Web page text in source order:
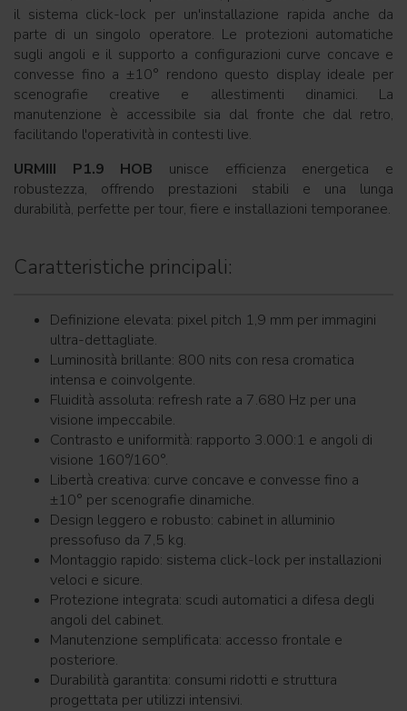
il sistema click-lock per un'installazione rapida anche da
parte di un singolo operatore. Le protezioni automatiche
sugli angoli e il supporto a configurazioni curve concave e
convesse fino a ±10° rendono questo display ideale per
scenografie creative e allestimenti dinamici. La
manutenzione è accessibile sia dal fronte che dal retro,
facilitando l'operatività in contesti live.
URMIII P1.9 HOB unisce efficienza energetica e
robustezza, offrendo prestazioni stabili e una lunga
durabilità, perfette per tour, fiere e installazioni temporanee.
Caratteristiche principali:
Definizione elevata: pixel pitch 1,9 mm per immagini
ultra-dettagliate.
Luminosità brillante: 800 nits con resa cromatica
intensa e coinvolgente.
Fluidità assoluta: refresh rate a 7.680 Hz per una
visione impeccabile.
Contrasto e uniformità: rapporto 3.000:1 e angoli di
visione 160°/160°.
Libertà creativa: curve concave e convesse fino a
±10° per scenografie dinamiche.
Design leggero e robusto: cabinet in alluminio
pressofuso da 7,5 kg.
Montaggio rapido: sistema click-lock per installazioni
veloci e sicure.
Protezione integrata: scudi automatici a difesa degli
angoli del cabinet.
Manutenzione semplificata: accesso frontale e
posteriore.
Durabilità garantita: consumi ridotti e struttura
progettata per utilizzi intensivi.